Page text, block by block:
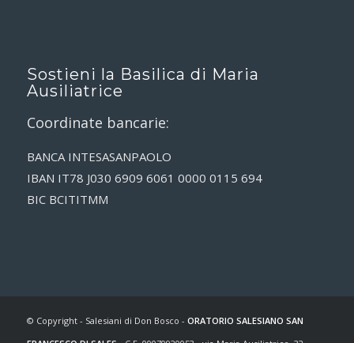
Sostieni la Basilica di Maria
Ausiliatrice
Coordinate bancarie:
BANCA INTESASANPAOLO
IBAN IT78 J030 6909 6061 0000 0115 694
BIC BCITITMM
© Copyright - Salesiani di Don Bosco - ORATORIO SALESIANO SAN